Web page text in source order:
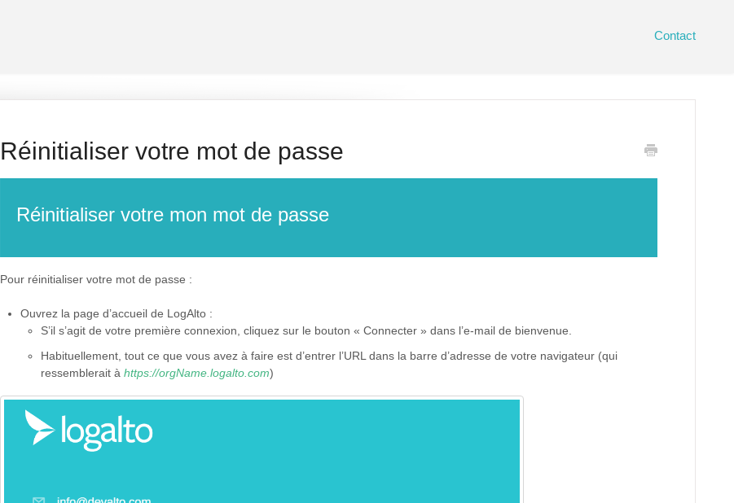
Contact
Réinitialiser votre mot de passe
Réinitialiser votre mon mot de passe
Pour réinitialiser votre mot de passe :
Ouvrez la page d’accueil de LogAlto :
S’il s’agit de votre première connexion, cliquez sur le bouton « Connecter » dans l’e-mail de bienvenue.
Habituellement, tout ce que vous avez à faire est d’entrer l’URL dans la barre d’adresse de votre navigateur (qui
ressemblerait à https://orgName.logalto.com)